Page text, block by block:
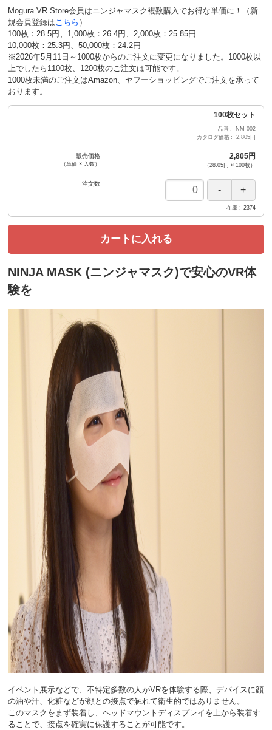
Mogura VR Store会員はニンジャマスク複数購入でお得な単価に！（新
規会員登録は こちら ）
100枚：28.5円、1,000枚：26.4円、2,000枚：25.85円
10,000枚：25.3円、50,000枚：24.2円
※2026年5月11日～1000枚からのご注文に変更になりました。1000枚以
上でしたら1100枚、1200枚のご注文は可能です。
1000枚未満のご注文はAmazon、ヤフーショッピングでご注文を承って
おります。
100枚セット
品番
NM-002
カタログ価格
2,805円
販売価格
（単価 × 入数）
2,805円
（28.05円 × 100枚）
注文数
在庫 2374
カートに入れる
NINJA MASK (ニンジャマスク)で安心のVR体
験を
イベント展示などで、不特定多数の人がVRを体験する際、デバイスに顔
の油や汗、化粧などが顔との接点で触れて衛生的ではありません。
このマスクをまず装着し、ヘッドマウントディスプレイを上から装着す
ることで、接点を確実に保護することが可能です。